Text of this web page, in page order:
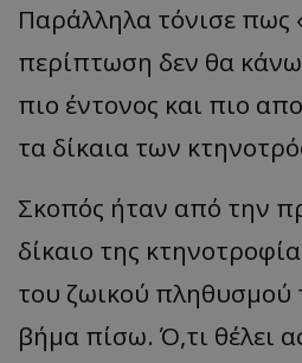
Παράλληλα τόνισε πως
περίπτωση δεν θα
πιο έντονος και πιο
τα δίκαια των
Σκοπός ήταν από την
δίκαιο της
του ζωικού
βήμα πίσω. Ό,τι θέλει